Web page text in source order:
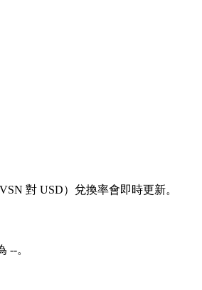
對 USD）兌換率會即時更新。
--。